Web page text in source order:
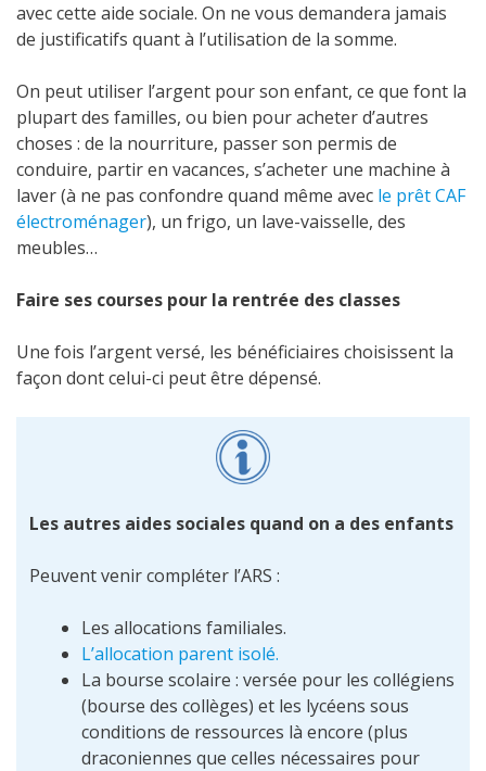
avec cette aide sociale. On ne vous demandera jamais
de justificatifs quant à l’utilisation de la somme.
On peut utiliser l’argent pour son enfant, ce que font la
plupart des familles, ou bien pour acheter d’autres
choses : de la nourriture, passer son permis de
conduire, partir en vacances, s’acheter une machine à
laver (à ne pas confondre quand même avec le prêt CAF
électroménager), un frigo, un lave-vaisselle, des
meubles…
Faire ses courses pour la rentrée des classes
Une fois l’argent versé, les bénéficiaires choisissent la
façon dont celui-ci peut être dépensé.
Les autres aides sociales quand on a des enfants
Peuvent venir compléter l’ARS :
Les allocations familiales.
L’allocation parent isolé.
La bourse scolaire : versée pour les collégiens
(bourse des collèges) et les lycéens sous
conditions de ressources là encore (plus
draconiennes que celles nécessaires pour